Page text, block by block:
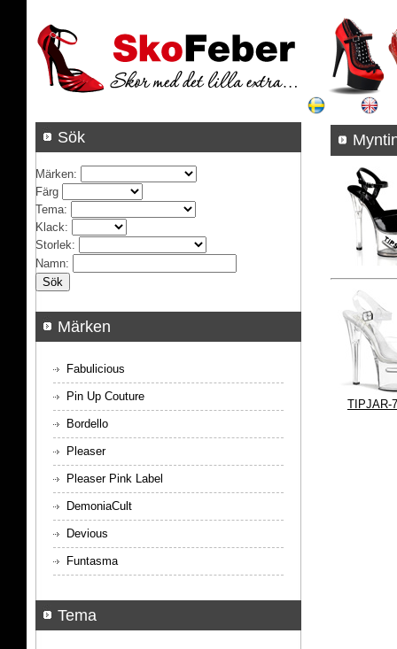
TIPJAR-
Sök
Märken:
Färg
Tema:
Klack:
Storlek:
Namn:
Märken
Fabulicious
Pin Up Couture
Bordello
Pleaser
Pleaser Pink Label
DemoniaCult
Devious
Funtasma
Tema